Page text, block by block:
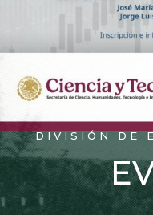
DIVISIÓN DE